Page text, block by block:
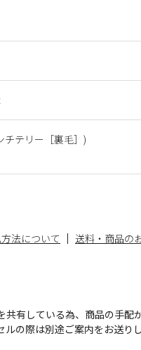
チテリー［裏毛］)
法について
送料・商品の
有している為、商品の手配
の際は別途ご案内をお送り